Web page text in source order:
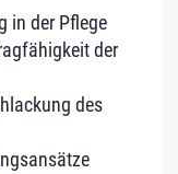
in der Pflege
der
des